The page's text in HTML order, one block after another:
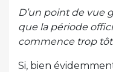
D’un point de vue
que la période
commence trop
Si, bien